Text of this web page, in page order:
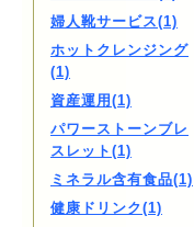
婦人靴サービス(1)
ホットクレンジング
(1)
資産運用(1)
パワーストーンブレ
スレット(1)
ミネラル含有食品(1)
健康ドリンク(1)